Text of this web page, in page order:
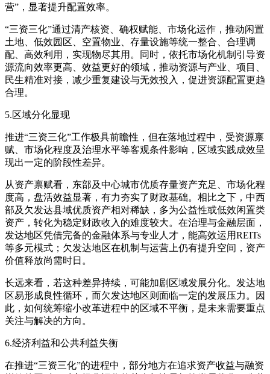
营”，显著提升配置效率。
“三资三化”通过清产核资、确权赋能、市场化运作，推动闲置
土地、低效园区、空置物业、存量设施等统一整合、合理调
配、高效利用，实现物尽其用。同时，依托市场化机制引导资
源流向效率更高、效益更好的领域，推动资源与产业、项目、
民生精准对接，减少重复建设与无效投入，促进资源配置更趋
合理。
5.区域分化显现
推进“三资三化”工作极具前瞻性，但在落地过程中，受资源禀
赋、市场化程度及治理水平等客观条件影响，区域实践成效呈
现出一定的阶段性差异。
从资产禀赋看，东部及中心城市优质存量资产充足、市场化程
度高，盘活效益显著，有力夯实了财政基础。相比之下，中西
部及欠发达县域优质资产相对稀缺，多为公益性或低效闲置类
资产，转化为稳定财政收入的难度较大。在治理与金融层面，
发达地区凭借完备的金融体系与专业人才，能高效运用REITs
等多元模式；欠发达地区在机制与运营上仍有提升空间，资产
价值释放尚需时日。
长远来看，若这种差异持续，可能加剧区域发展分化。发达地
区易形成良性循环，而欠发达地区则面临一定的发展压力。因
此，如何统筹缩小改革进程中的区域不平衡，是未来需要重点
关注与解决的方向。
6.经济利益和公共利益失衡
在推进“三资三化”的进程中，部分地方在追求资产收益与融资